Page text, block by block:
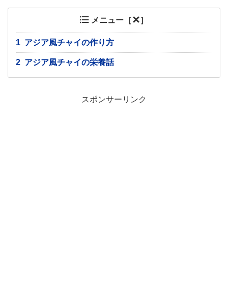
メニュー［ ］
1 アジア風チャイの作り方
2 アジア風チャイの栄養話
スポンサーリンク